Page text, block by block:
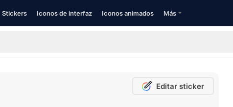
Stickers Iconos de interfaz Iconos animados Más
Editar sticker